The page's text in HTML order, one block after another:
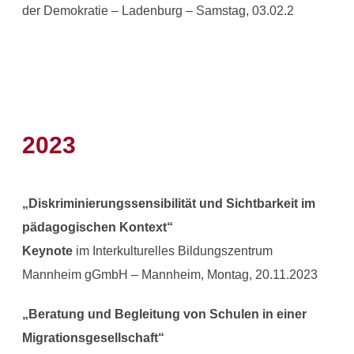
der Demokratie – Ladenburg – Samstag, 03.02.2
2023
„Diskriminierungssensibilität und Sichtbarkeit im
pädagogischen Kontext“
Keynoteim Interkulturelles Bildungszentrum
Mannheim gGmbH – Mannheim, Montag, 20.11.2023
„Beratung und Begleitung von Schulen in einer
Migrationsgesellschaft“